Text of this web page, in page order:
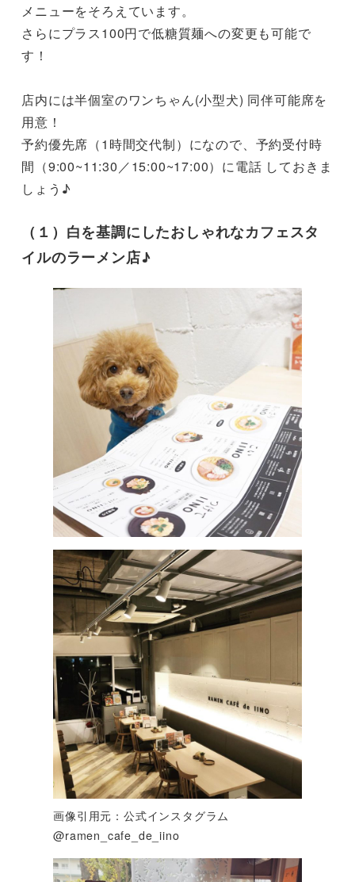
メニューをそろえています。
さらにプラス100円で低糖質麺への変更も可能で
す！
店内には半個室のワンちゃん(小型犬) 同伴可能席を
用意！
予約優先席（1時間交代制）になので、予約受付時
間（9:00~11:30／15:00~17:00）に電話 しておきま
しょう♪
（１）白を基調にしたおしゃれなカフェスタ
イルのラーメン店♪
画像引用元：公式インスタグラム
@ramen_cafe_de_iino